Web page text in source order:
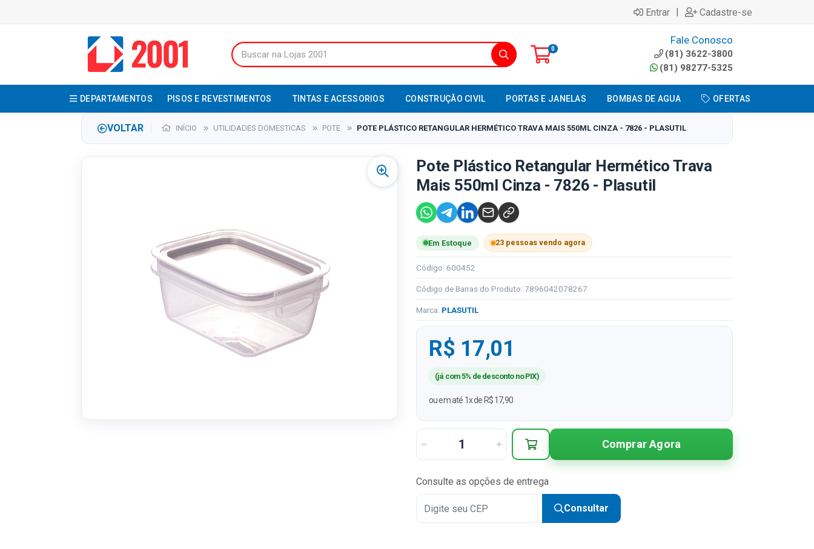
Entrar | Cadastre-se
0
Fale Conosco
(81) 3622-3800
(81) 98277-5325
DEPARTAMENTOS PISOS E REVESTIMENTOS TINTAS E ACESSORIOS CONSTRUÇÃO CIVIL PORTAS E JANELAS BOMBAS DE AGUA OFERTAS
VOLTAR INÍCIO UTILIDADES DOMESTICAS POTE POTE PLÁSTICO RETANGULAR HERMÉTICO TRAVA MAIS 550ML CINZA - 7826 - PLASUTIL
Pote Plástico Retangular Hermético Trava
Mais 550ml Cinza - 7826 - Plasutil
Em Estoque 23 pessoas vendo agora
Código: 600452
Código de Barras do Produto: 7896042078267
Marca: PLASUTIL
R$ 17,01
(já com 5% de desconto no PIX)
ou em até 1x de R$ 17,90
Comprar Agora
Consulte as opções de entrega
Consultar